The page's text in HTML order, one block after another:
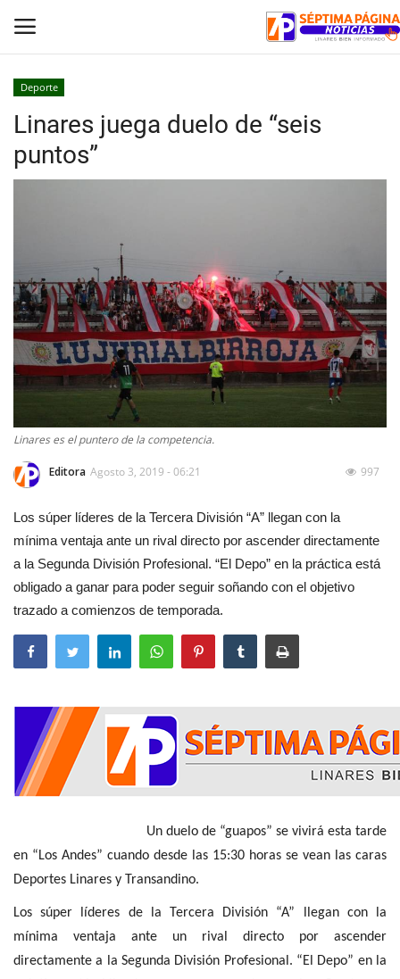
Inicio
Crónica
Deporte
Política
Espectáculos
Deporte
Linares juega duelo de “seis
puntos”
Linares es el puntero de la competencia.
Editora Agosto 3, 2019 - 06:21 997
Los súper líderes de la Tercera División “A” llegan con la
mínima ventaja ante un rival directo por ascender directamente
a la Segunda División Profesional. “El Depo” en la práctica está
obligado a ganar para poder seguir soñando con el objetivo
trazado a comienzos de temporada.
Un duelo de “guapos” se vivirá esta tarde
en “Los Andes” cuando desde las 15:30 horas se vean las caras
Deportes Linares y Transandino.
Los súper líderes de la Tercera División “A” llegan con la
mínima ventaja ante un rival directo por ascender
directamente a la Segunda División Profesional. “El Depo” en la